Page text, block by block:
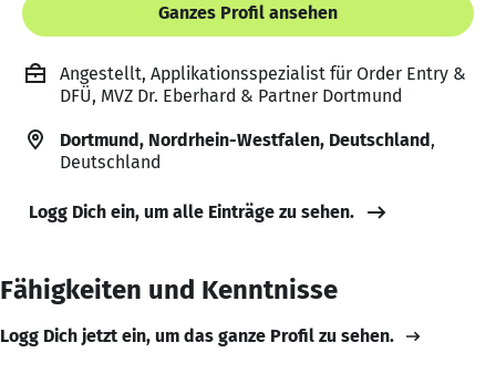
Ganzes Profil ansehen
Angestellt, Applikationsspezialist für Order Entry &
DFÜ, MVZ Dr. Eberhard & Partner Dortmund
Dortmund, Nordrhein-Westfalen, Deutschland,
Deutschland
Logg Dich ein, um alle Einträge zu sehen.
Fähigkeiten und Kenntnisse
Logg Dich jetzt ein, um das ganze Profil zu sehen.